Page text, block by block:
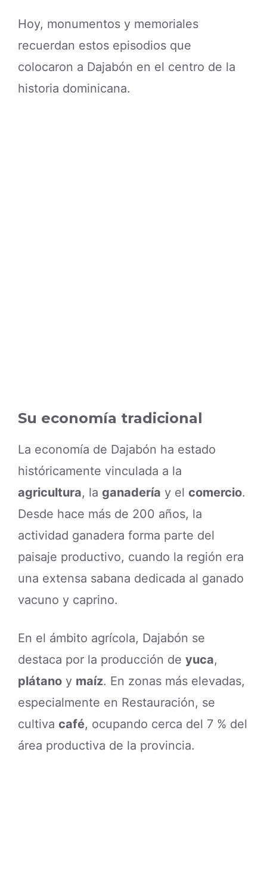
Hoy, monumentos y memoriales
recuerdan estos episodios que
colocaron a Dajabón en el centro de la
historia dominicana.
Su economía tradicional
La economía de Dajabón ha estado
históricamente vinculada a la
agricultura, la ganadería y el comercio.
Desde hace más de 200 años, la
actividad ganadera forma parte del
paisaje productivo, cuando la región era
una extensa sabana dedicada al ganado
vacuno y caprino.
En el ámbito agrícola, Dajabón se
destaca por la producción de yuca,
plátano y maíz. En zonas más elevadas,
especialmente en Restauración, se
cultiva café, ocupando cerca del 7 % del
área productiva de la provincia.